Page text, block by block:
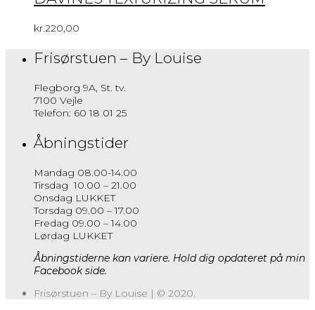
kr.220,00
Frisørstuen – By Louise
Flegborg 9A, St. tv.
7100 Vejle
Telefon: 60 18 01 25
Åbningstider
Mandag 08.00-14.00
Tirsdag 10.00 – 21.00
Onsdag LUKKET
Torsdag 09.00 – 17.00
Fredag 09.00 – 14.00
Lørdag LUKKET
Åbningstiderne kan variere. Hold dig opdateret på min
Facebook side.
Frisørstuen – By Louise | © 2020.